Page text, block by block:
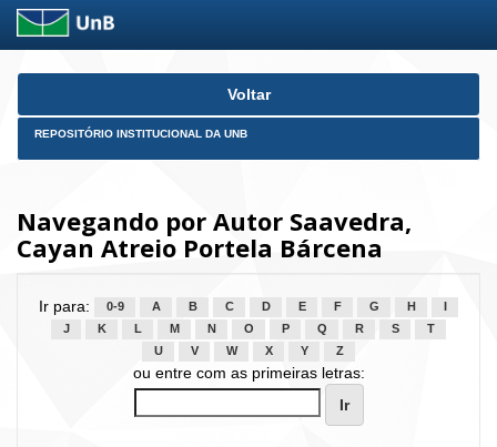
Skip
Voltar
REPOSITÓRIO INSTITUCIONAL DA UNB
Navegando por Autor Saavedra,
Cayan Atreio Portela Bárcena
Ir para: 0-9 A B C D E F G H
J
K L M N O P Q R S
T
U
V W X Y Z
ou entre com as primeiras letras: